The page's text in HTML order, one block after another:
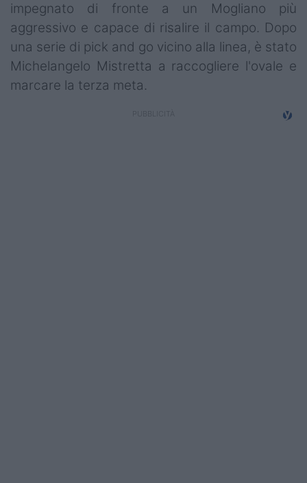
impegnato di fronte a un Mogliano più
aggressivo e capace di risalire il campo. Dopo
una serie di pick and go vicino alla linea, è stato
Michelangelo Mistretta a raccogliere l'ovale e
marcare la terza meta.